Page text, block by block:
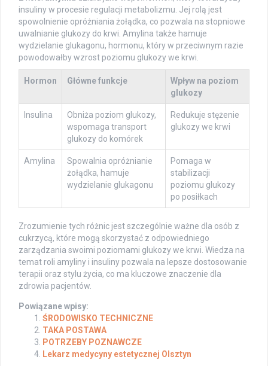
insuliny w procesie regulacji metabolizmu. Jej rolą jest
spowolnienie opróżniania żołądka, co pozwala na stopniowe
uwalnianie glukozy do krwi. Amylina także hamuje
wydzielanie glukagonu, hormonu, który w przeciwnym razie
powodowałby wzrost poziomu glukozy we krwi.
Hormon Główne funkcje
Wpływ na poziom
glukozy
Insulina
Obniża poziom glukozy,
wspomaga transport
glukozy do komórek
Redukuje stężenie
glukozy we krwi
Amylina
Spowalnia opróżnianie
żołądka, hamuje
wydzielanie glukagonu
Pomaga w
stabilizacji
poziomu glukozy
po posiłkach
Zrozumienie tych różnic jest szczególnie ważne dla osób z
cukrzycą, które mogą skorzystać z odpowiedniego
zarządzania swoimi poziomami glukozy we krwi. Wiedza na
temat roli amyliny i insuliny pozwala na lepsze dostosowanie
terapii oraz stylu życia, co ma kluczowe znaczenie dla
zdrowia pacjentów.
Powiązane wpisy:
ŚRODOWISKO TECHNICZNE
TAKA POSTAWA
POTRZEBY POZNAWCZE
Lekarz medycyny estetycznej Olsztyn